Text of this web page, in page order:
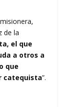
de la
el que
a otros a
que
catequista”.